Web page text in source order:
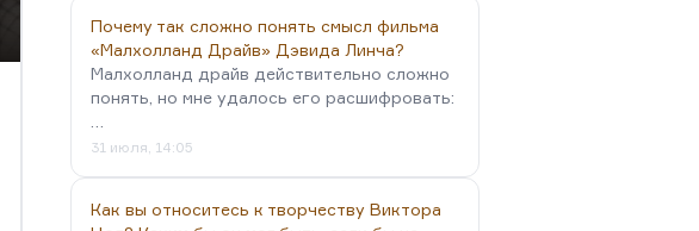
Почему так сложно понять смысл фильма
«Малхолланд Драйв» Дэвида Линча?
Малхолланд драйв действительно сложно
понять, но мне удалось его расшифровать:
31 июля, 14:05
Как вы относитесь к творчеству Виктора